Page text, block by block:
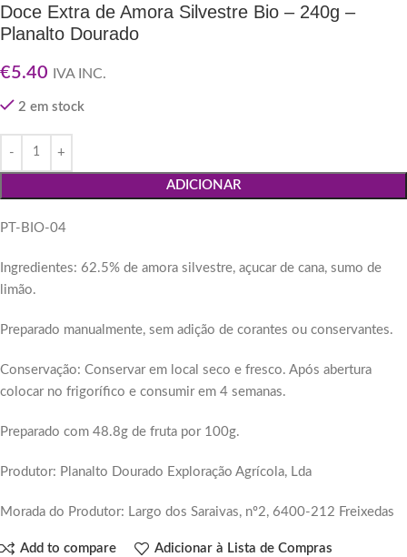
Doce Extra de Amora Silvestre Bio – 240g –
Planalto Dourado
€5.40 IVA INC.
2 em stock
ADICIONAR
PT-BIO-04
Ingredientes: 62.5% de amora silvestre, açucar de cana, sumo de
limão.
Preparado manualmente, sem adição de corantes ou conservantes.
Conservação: Conservar em local seco e fresco. Após abertura
colocar no frigorífico e consumir em 4 semanas.
Preparado com 48.8g de fruta por 100g.
Produtor: Planalto Dourado Exploração Agrícola, Lda
Morada do Produtor: Largo dos Saraivas, nº2, 6400-212 Freixedas
Add to compare Adicionar à Lista de Compras